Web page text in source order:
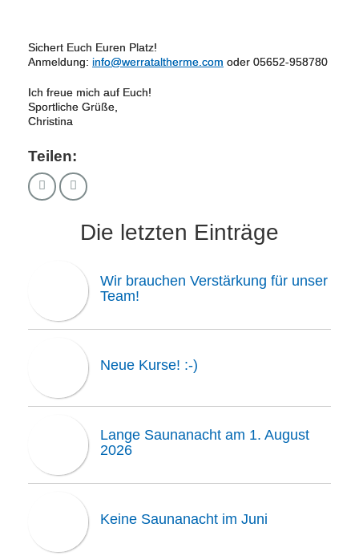
Sichert Euch Euren Platz!
Anmeldung: info@werrataltherme.com oder 05652-958780
Ich freue mich auf Euch!
Sportliche Grüße,
Christina
Teilen:
Die letzten Einträge
Wir brauchen Verstärkung für unser
Team!
Neue Kurse! :-)
Lange Saunanacht am 1. August
2026
Keine Saunanacht im Juni